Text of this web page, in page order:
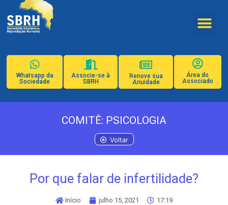
Whatsapp da
Sociedade
Associe-se à
SBRH
Renove sua
Anuidade
Área do
Associado
COMITÊ: PSICOLOGIA
Voltar
Por que falar de infertilidade?
Início julho 15, 2021 17:19